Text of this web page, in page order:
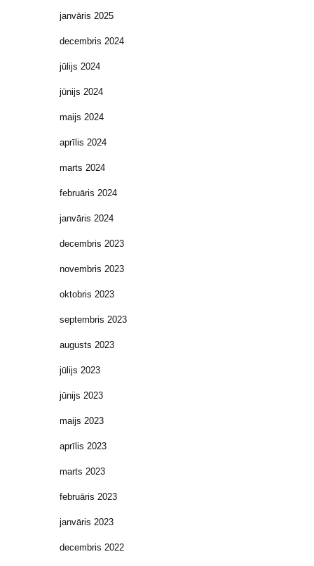
janvāris 2025
decembris 2024
jūlijs 2024
jūnijs 2024
maijs 2024
aprīlis 2024
marts 2024
februāris 2024
janvāris 2024
decembris 2023
novembris 2023
oktobris 2023
septembris 2023
augusts 2023
jūlijs 2023
jūnijs 2023
maijs 2023
aprīlis 2023
marts 2023
februāris 2023
janvāris 2023
decembris 2022